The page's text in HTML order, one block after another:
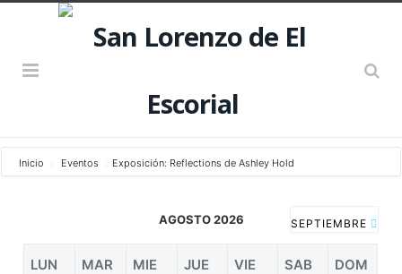
Inicio Eventos Exposición: Reflections de Ashley Hold
AGOSTO 2026 SEPTIEMBRE
LUN MAR MIE JUE VIE SAB DOM